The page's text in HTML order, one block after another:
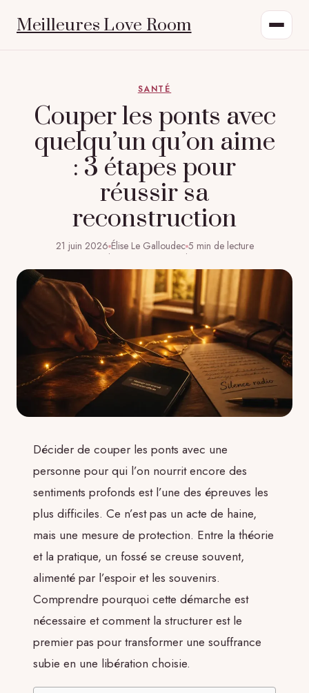
Meilleures Love Room
SANTÉ
Couper les ponts avec
quelqu’un qu’on aime
: 3 étapes pour
réussir sa
reconstruction
21 juin 2026·Élise Le Galloudec·5 min de lecture
Décider de couper les ponts avec une
personne pour qui l’on nourrit encore des
sentiments profonds est l’une des épreuves les
plus difficiles. Ce n’est pas un acte de haine,
mais une mesure de protection. Entre la théorie
et la pratique, un fossé se creuse souvent,
alimenté par l’espoir et les souvenirs.
Comprendre pourquoi cette démarche est
nécessaire et comment la structurer est le
premier pas pour transformer une souffrance
subie en une libération choisie.